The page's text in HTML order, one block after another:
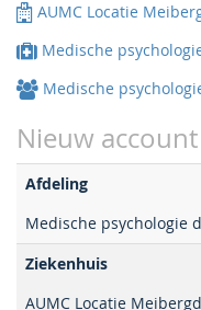
AUMC Locatie
Medische
Medische
Nieuw
Afdeling
Medische psychologie
Ziekenhuis
AUMC Locatie